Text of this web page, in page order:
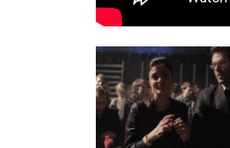
18 CONCOURS-CIRCUIT